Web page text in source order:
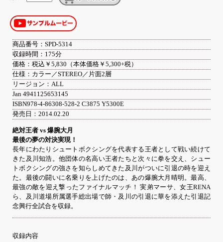
商品番号：SPD-5314
収録時間：175分
価格：税込￥5,830（本体価格￥5,300+税）
仕様：カラー／STEREO／片面2層
リージョン：ALL
Jan 4941125653145
ISBN978-4-86308-528-2 C3875 Y5300E
発売日：2014.02.20
絶対王者 vs 爆腕大月
最後の夢の対決実現！
長年にわたりシュートボクシングを代表する王者として戦い続けて
きた及川知浩。他団体の名高い王者たちと次々に拳を交え、シュー
トボクシングの強さを知らしめてきた及川がついに引退の時を迎え
た。最後の闘いに名乗りを上げたのは、あの爆腕大月晴明。最高、
最強の敵を迎え撃ったファイナルマッチ！ 実弟マーサ、女王RENA
ら、及川道場所属選手総出場で師・及川の引退に華を添えた引退記
念興行全試合を収録。
収録内容